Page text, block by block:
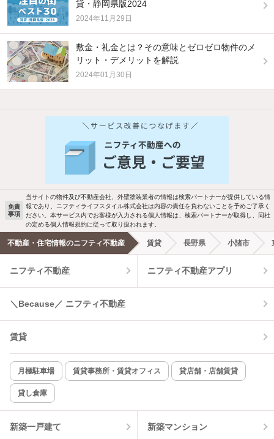
貸・静岡県版2024
2024年11月29日
敷金・礼金とは？その意味とゼロゼロ物件のメ
リット・デメリットを解説
2024年01月30日
バス・トイレ別 2階以上
洗濯機置場あり 独立洗面台
エアコンあり 都市ガス
温水洗浄便座 オートロック
コンロ2口以上
新着のみ インターネット無料
該当件数:
3件
新着物件メール通知
ご希望の条件の物件が見つかり次第、メ
ールでお知らせします
新着メール通知を受け取る
免責
事項
当サイトの物件及び不動産会社、外壁塗装業者の情報は検索パートナーが提供している情
報であり、ニフティライフスタイル株式会社は内容の責任を負わないことを予めご了承く
ださい。本サービス内でお客様が入力される個人情報は、検索パートナーが取得し、同社
の定める個人情報規約に従って取り扱われます。
不動産・住宅情報のニフティ不動産 賃貸 長野県 小諸市
ニフティ不動産 ニフティ不動産アプリ
＼Because／ ニフティ不動産
賃貸
月極駐車場 賃貸事務所・賃貸オフィス 貸店舗・店舗賃貸
貸し倉庫
新築一戸建て 新築マンション